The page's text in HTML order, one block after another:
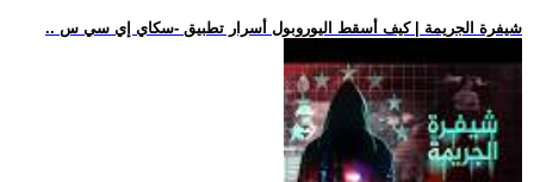
.. شيفرة الجريمة | كيف أسقط اليوروبول أسرار تطبيق -سكاي إي سي س